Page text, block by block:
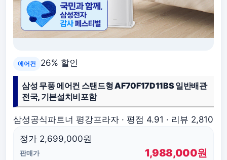
에어컨 26% 할인
삼성 무풍 에어컨 스탠드형 AF70F17D11BS 일반배관
전국, 기본설치비포함
삼성공식파트너 평강프라자 · 평점 4.91 · 리뷰 2,810
정가 2,699,000원
판매가 1,988,000원